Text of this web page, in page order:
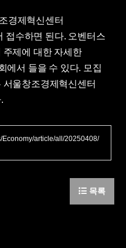
경제혁신센터
접수하면 된다. 오벤터스
주제에 대한 자세한
에서 들을 수 있다. 모집
울창조경제혁신센터
Economy/article/all/20250408/
목록